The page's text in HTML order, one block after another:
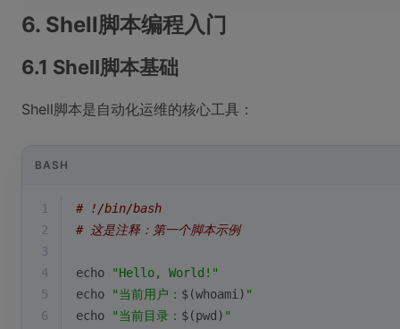
6. Shell脚本编程入门
6.1 Shell脚本基础
Shell脚本是自动化运维的核心工具：
BASH
1
# !/bin/bash
2
# 这是注释：第一个脚本示例
3
4
echo
"Hello, World!"
5
echo "当前用户： $(whoami) "
6
echo "当前目录： $(pwd) "